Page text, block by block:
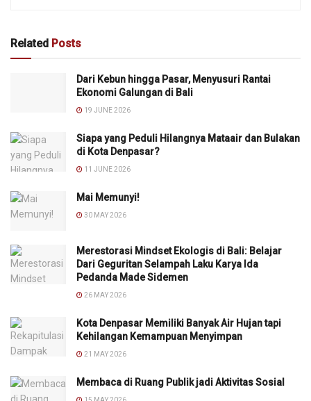
Related Posts
Dari Kebun hingga Pasar, Menyusuri Rantai
Ekonomi Galungan di Bali
19 JUNE 2026
Siapa yang Peduli Hilangnya Mataair dan Bulakan
di Kota Denpasar?
11 JUNE 2026
Mai Memunyi!
30 MAY 2026
Merestorasi Mindset Ekologis di Bali: Belajar
Dari Geguritan Selampah Laku Karya Ida
Pedanda Made Sidemen
26 MAY 2026
Kota Denpasar Memiliki Banyak Air Hujan tapi
Kehilangan Kemampuan Menyimpan
21 MAY 2026
Membaca di Ruang Publik jadi Aktivitas Sosial